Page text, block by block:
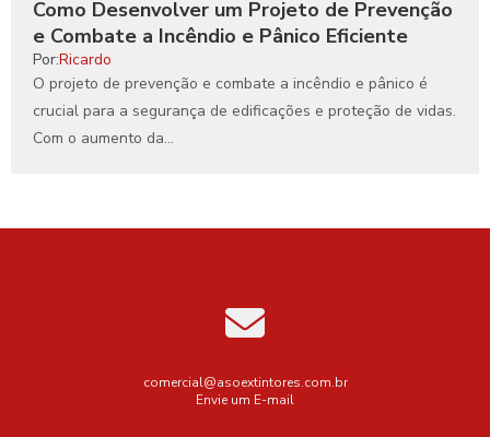
Como Desenvolver um Projeto de Prevenção
e Combate a Incêndio e Pânico Eficiente
Por:Ricardo
O projeto de prevenção e combate a incêndio e pânico é
crucial para a segurança de edificações e proteção de vidas.
Com o aumento da...
comercial@asoextintores.com.br
Envie um E-mail